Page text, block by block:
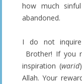
how much
abandoned.
I do not
Brother! If you
inspiration (warid
Allah. Your